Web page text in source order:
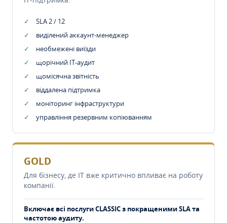
SLA 2 / 12
виділений аккаунт-менеджер
необмежені виїзди
щорічний IT-аудит
щомісячна звітність
віддалена підтримка
моніторинг інфраструктури
управління резервним копіюванням
GOLD
Для бізнесу, де IT вже критично впливає на роботу
компанії.
Включає всі послуги CLASSIC з покращеними SLA та
частотою аудиту.